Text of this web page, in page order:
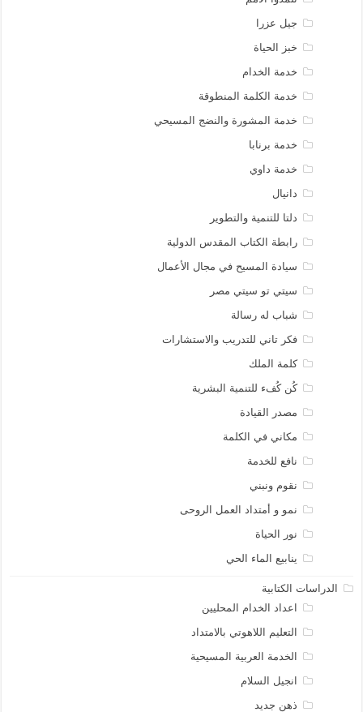
جيل عزرا
خبز الحياة
خدمة الخدام
خدمة الكلمة المنطوقة
خدمة المشورة والنضج المسيحي
خدمة برنابا
خدمة داوي
دانيال
دلتا للتنمية والتطوير
رابطة الكتاب المقدس الدولية
سيادة المسيح في مجال الأعمال
سيتي تو سيتي مصر
شباب له رسالة
فكر تاني للتدريب والاستشارات
كلمة الملك
كُن كُفء للتنمية البشرية
مصدر القيادة
مكاني في الكلمة
نافع للخدمة
نقوم ونبني
نمو و أمتداد العمل الروحى
نور الحياة
ينابيع الماء الحي
الدراسات الكتابية
اعداد الخدام المحليين
التعليم اللاهوتي بالامتداد
الخدمة العربية المسيحية
انجيل السلام
ذهن جديد